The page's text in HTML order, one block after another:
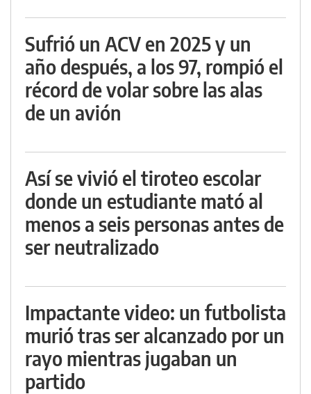
Sufrió un ACV en 2025 y un
año después, a los 97, rompió el
récord de volar sobre las alas
de un avión
Así se vivió el tiroteo escolar
donde un estudiante mató al
menos a seis personas antes de
ser neutralizado
Impactante video: un futbolista
murió tras ser alcanzado por un
rayo mientras jugaban un
partido